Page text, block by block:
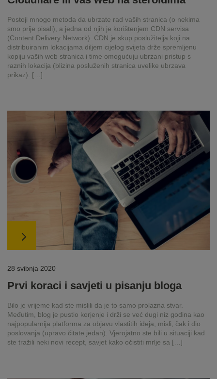
Postoji mnogo metoda da ubrzate rad vaših stranica (o nekima
smo prije pisali), a jedna od njih je korištenjem CDN servisa
(Content Delivery Network). CDN je skup poslužitelja koji na
distribuiranim lokacijama diljem cijelog svijeta drže spremljenu
kopiju vaših web stranica i time omogućuju ubrzani pristup s
raznih lokacija (blizina posluženih stranica uvelike ubrzava
prikaz). […]
28 svibnja 2020
Prvi koraci i savjeti u pisanju bloga
Bilo je vrijeme kad ste mislili da je to samo prolazna stvar.
Međutim, blog je pustio korjenje i drži se već dugi niz godina kao
najpopularnija platforma za objavu vlastitih ideja, misli, čak i dio
poslovanja (upravo čitate jedan). Vjerojatno ste bili u situaciji kad
ste tražili neki novi recept, savjet kako očistiti mrlje sa […]